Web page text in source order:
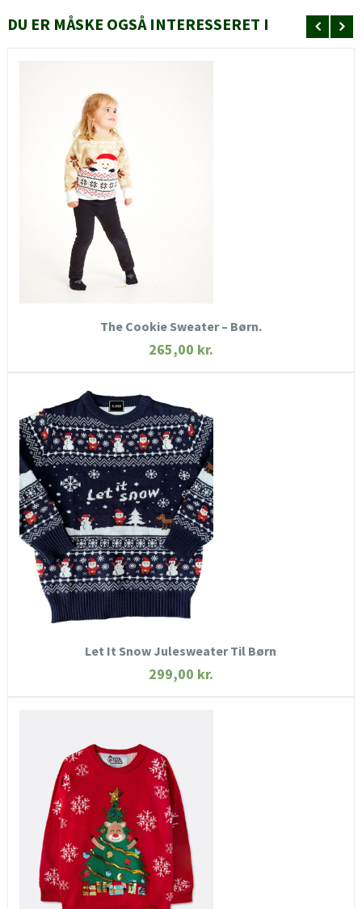
DU ER MÅSKE OGSÅ INTERESSERET I
The Cookie Sweater – Børn.
265,00 kr.
HURTIGT KIG
SE MERE
KØB NU
Let It Snow Julesweater Til Børn
299,00 kr.
HURTIGT KIG
SE MERE